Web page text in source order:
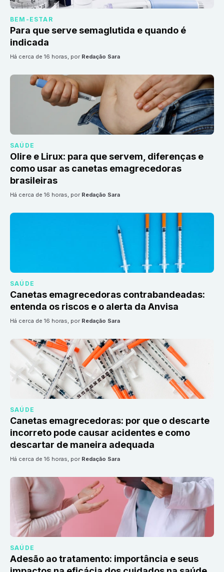
BEM-ESTAR
Para que serve semaglutida e quando é
indicada
há cerca de 16 horas, por Redação Sara
SAÚDE
Olire e Lirux: para que servem, diferenças e
como usar as canetas emagrecedoras
brasileiras
há cerca de 16 horas, por Redação Sara
SAÚDE
Canetas emagrecedoras contrabandeadas:
entenda os riscos e o alerta da Anvisa
há cerca de 16 horas, por Redação Sara
SAÚDE
Canetas emagrecedoras: por que o descarte
incorreto pode causar acidentes e como
descartar de maneira adequada
há cerca de 16 horas, por Redação Sara
SAÚDE
Adesão ao tratamento: importância e seus